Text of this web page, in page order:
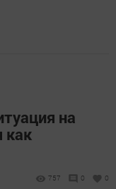
на
как
757 0 0